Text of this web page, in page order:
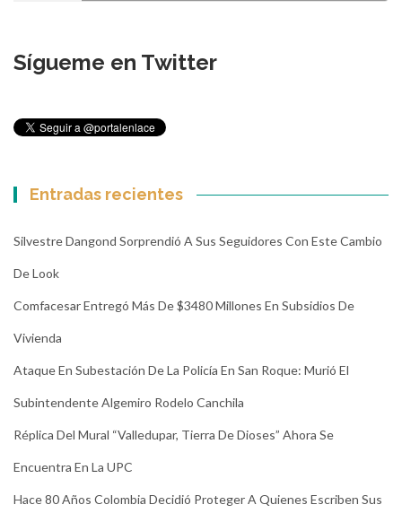
Sígueme en Twitter
Entradas recientes
Silvestre Dangond Sorprendió A Sus Seguidores Con Este Cambio
De Look
Comfacesar Entregó Más De $3480 Millones En Subsidios De
Vivienda
Ataque En Subestación De La Policía En San Roque: Murió El
Subintendente Algemiro Rodelo Canchila
Réplica Del Mural “Valledupar, Tierra De Dioses” Ahora Se
Encuentra En La UPC
Hace 80 Años Colombia Decidió Proteger A Quienes Escriben Sus